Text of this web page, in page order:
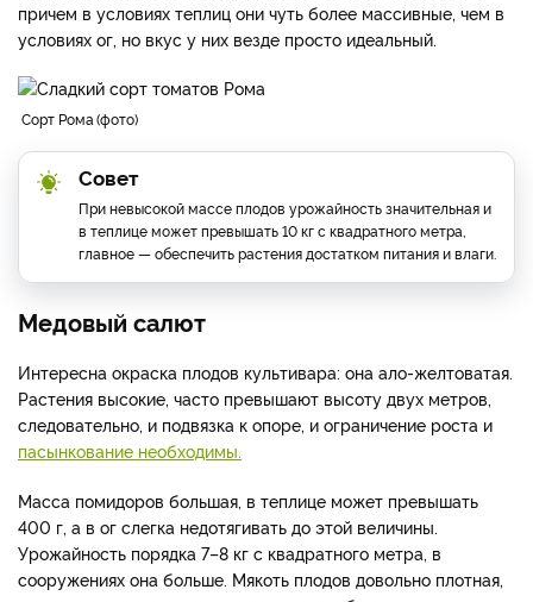
причем в условиях теплиц они чуть более массивные, чем в
условиях ог, но вкус у них везде просто идеальный.
Сорт Рома фото
Совет
При невысокой массе плодов урожайность значительная и
в теплице может превышать 10 кг с квадратного метра,
главное — обеспечить растения достатком питания и влаги.
Медовый салют
Интересна окраска плодов культивара: она ало-желтоватая.
Растения высокие, часто превышают высоту двух метров,
следовательно, и подвязка к опоре, и ограничение роста и
пасынкование необходимы.
Масса помидоров большая, в теплице может превышать
400 г, а в ог слегка недотягивать до этой величины.
Урожайность порядка 7–8 кг с квадратного метра, в
сооружениях она больше. Мякоть плодов довольно плотная,